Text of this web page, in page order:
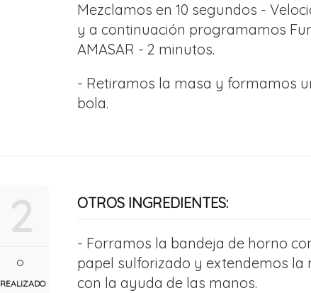
Mezclamos en 10 segundos -
y a continuación programamos
AMASAR - 2 minutos.
- Retiramos la masa y formamos
bola.
2
REALIZADO
OTROS INGREDIENTES:
- Forramos la bandeja de horno
papel sulforizado y extendemos la
con la ayuda de las manos.